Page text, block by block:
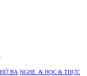
BA NGHE & HỌC & THỰC